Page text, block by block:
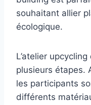
souhaitant allier
écologique.
L’atelier
plusieurs étapes.
les participants
différents